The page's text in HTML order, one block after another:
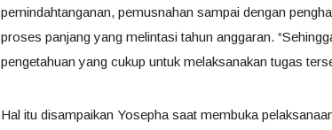
pemindahtanganan, pemusnahan sampai dengan
proses panjang yang melintasi tahun anggaran.
pengetahuan yang cukup untuk melaksanakan tugas
Hal itu disampaikan Yosepha saat membuka